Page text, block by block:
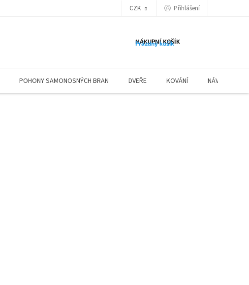
CZK Přihlášení
NÁKUPNÍ KOŠÍK
Prázdný košík
POHONY SAMONOSNÝCH BRAN DVEŘE KOVÁNÍ NÁVODY